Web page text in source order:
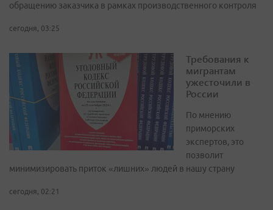
обращению заказчика в рамках производственного контроля
сегодня, 03:25
Требования к
мигрантам
ужесточили в
России
По мнению
приморских
экспертов, это
позволит
минимизировать приток «лишних» людей в нашу страну
сегодня, 02:21